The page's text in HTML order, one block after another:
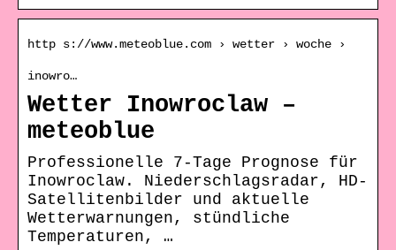
http s://www.meteoblue.com › wetter › woche ›
inowro…
Wetter Inowroclaw –
meteoblue
Professionelle 7-Tage Prognose für
Inowroclaw. Niederschlagsradar, HD-
Satellitenbilder und aktuelle
Wetterwarnungen, stündliche
Temperaturen, …